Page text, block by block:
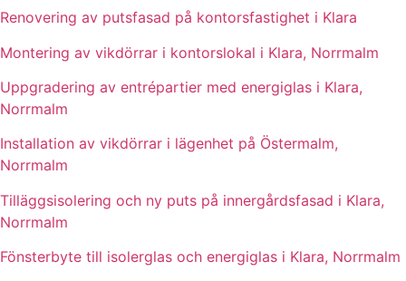
Renovering av putsfasad på kontorsfastighet i Klara
Montering av vikdörrar i kontorslokal i Klara, Norrmalm
Uppgradering av entrépartier med energiglas i Klara,
Norrmalm
Installation av vikdörrar i lägenhet på Östermalm,
Norrmalm
Tilläggsisolering och ny puts på innergårdsfasad i Klara,
Norrmalm
Fönsterbyte till isolerglas och energiglas i Klara, Norrmalm